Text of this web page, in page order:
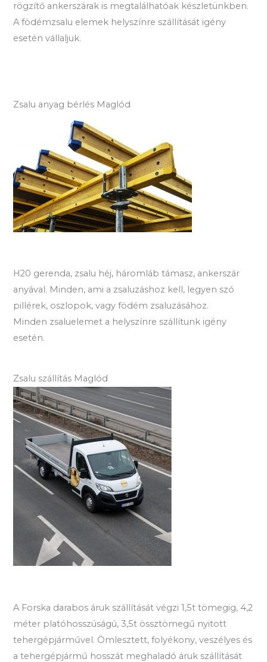
rögzítő ankerszárak is megtalálhatóak készletünkben.
A födémzsalu elemek helyszínre szállítását igény
esetén vállaljuk.
Zsalu anyag bérlés Maglód
H20 gerenda, zsalu héj, háromláb támasz, ankerszár
anyával. Minden, ami a zsaluzáshoz kell, legyen szó
pillérek, oszlopok, vagy födém zsaluzásához.
Minden zsaluelemet a helyszínre szállítunk igény
esetén.
Zsalu szállítás Maglód
A Forska darabos áruk szállítását végzi 1,5t tömegig, 4,2
méter platóhosszúságú, 3,5t össztömegű nyitott
tehergépjárművel. Ömlesztett, folyékony, veszélyes és
a tehergépjármű hosszát meghaladó áruk szállítását